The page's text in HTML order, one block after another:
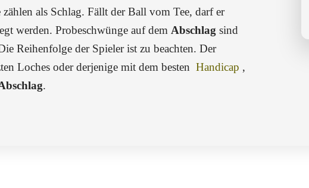
als Schlag. Fällt der Ball vom Tee, darf er
werden. Probeschwünge auf dem Abschlag sind
Reihenfolge der Spieler ist zu beachten. Der
Loches oder derjenige mit dem besten Handicap ,
.